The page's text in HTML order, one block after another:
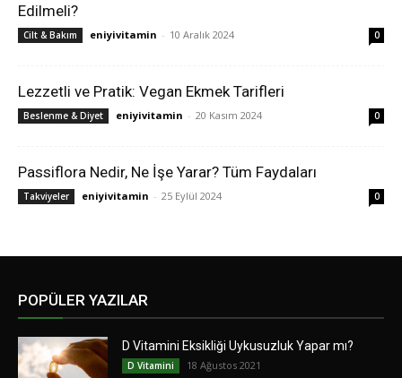
Edilmeli?
Cilt & Bakım eniyivitamin - 10 Aralık 2024 0
Lezzetli ve Pratik: Vegan Ekmek Tarifleri
Beslenme & Diyet eniyivitamin - 20 Kasım 2024 0
Passiflora Nedir, Ne İşe Yarar? Tüm Faydaları
Takviyeler eniyivitamin - 25 Eylül 2024 0
POPÜLER YAZILAR
D Vitamini Eksikliği Uykusuzluk Yapar mı?
D Vitamini 18 Ağustos 2021